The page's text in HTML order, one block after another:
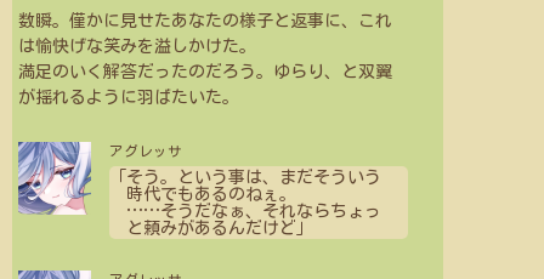
数瞬。僅かに見せたあなたの様子と返事に、これ
は愉快げな笑みを溢しかけた。
満足のいく解答だったのだろう。ゆらり、と双翼
が揺れるように羽ばたいた。
アグレッサ
「そう。という事は、まだそういう
時代でもあるのねぇ。
……そうだなぁ、それならちょっ
と頼みがあるんだけど」